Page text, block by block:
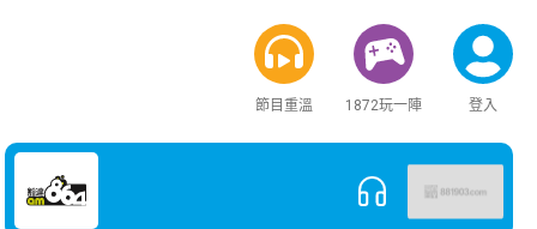
節目重溫 1872玩一陣 登入